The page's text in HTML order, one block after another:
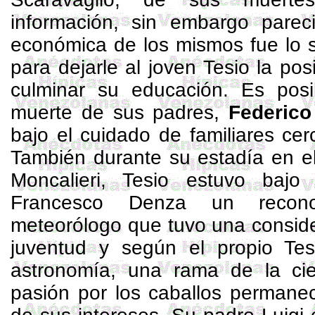
información, sin embargo
económica de los mismos fue lo
para dejarle al joven Tesio la
culminar su educación. Es
muerte de sus padres,
bajo el cuidado de familiares
También durante su estadía en
Moncalieri, Tesio estuvo
Francesco Denzaun
meteorólogo que tuvo una
juventud y según el propio
astronomía, una rama de la
pasión por los caballos